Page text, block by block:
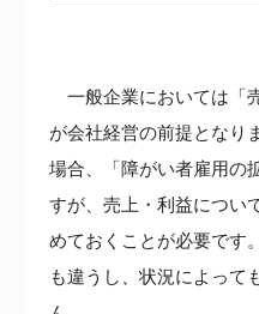
一般企業においては「
が会社経営の前提となり
場合、「障がい者雇用の
すが、売上・利益につい
めておくことが必要です
も違うし、状況によって